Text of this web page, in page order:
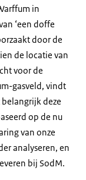
in
‘een doffe
door de
de locatie van
voor de
gasveld, vindt
deze
op de nu
van onze
analyseren, en
bij SodM.